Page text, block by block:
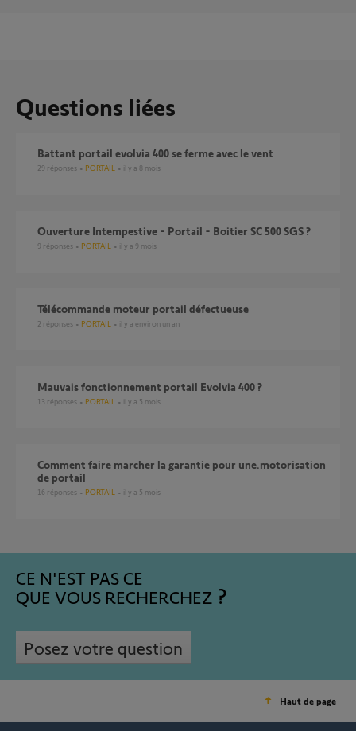
Questions liées
Battant portail evolvia 400 se ferme avec le vent
29 réponses PORTAIL il y a 8 mois
Ouverture Intempestive - Portail - Boitier SC 500 SGS ?
9 réponses PORTAIL il y a 9 mois
Télécommande moteur portail défectueuse
2 réponses PORTAIL il y a environ un an
Mauvais fonctionnement portail Evolvia 400 ?
13 réponses PORTAIL il y a 5 mois
Comment faire marcher la garantie pour une.motorisation
de portail
16 réponses PORTAIL il y a 5 mois
CE N'EST PAS CE
QUE VOUS RECHERCHEZ
Posez votre question
Haut de page